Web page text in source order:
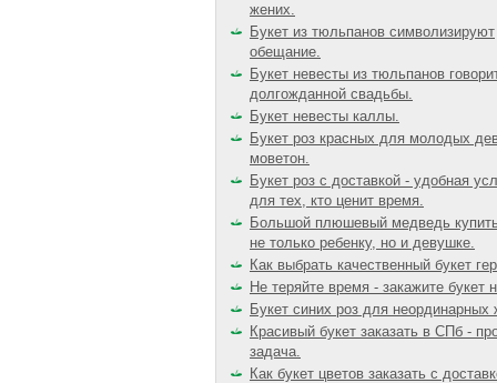
жених.
Букет из тюльпанов символизируют
обещание.
Букет невесты из тюльпанов
долгожданной свадьбы.
Букет невесты каллы.
Букет роз красных для молодых
моветон.
Букет роз с доставкой - удобная
для тех, кто ценит время.
Большой плюшевый медведь
не только ребенку, но и девушке.
Как выбрать качественный букет
Не теряйте время - закажите букет
Букет синих роз для
Красивый букет заказать в СПб -
задача.
Как букет цветов заказать с